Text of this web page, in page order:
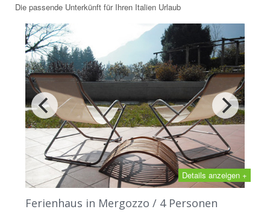
Die passende Unterkünft für Ihren Italien Urlaub
Details anzeigen +
Ferienhaus in Mergozzo / 4 Personen